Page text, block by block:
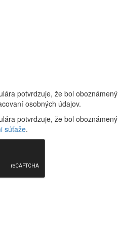
potvrdzuje, že bol oboznámený
osobných údajov.
potvrdzuje, že bol oboznámený
súťaže.